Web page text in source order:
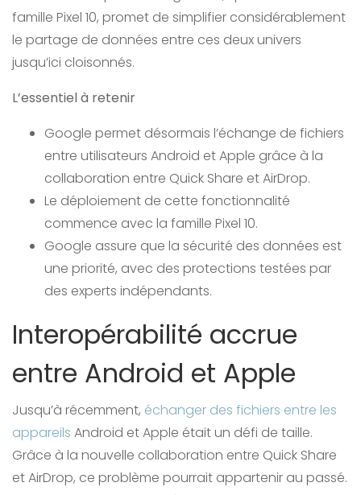
famille Pixel 10, promet de simplifier considérablement
le partage de données entre ces deux univers
jusqu’ici cloisonnés.
L’essentiel à retenir
Google permet désormais l’échange de fichiers
entre utilisateurs Android et Apple grâce à la
collaboration entre Quick Share et AirDrop.
Le déploiement de cette fonctionnalité
commence avec la famille Pixel 10.
Google assure que la sécurité des données est
une priorité, avec des protections testées par
des experts indépendants.
Interopérabilité accrue
entre Android et Apple
Jusqu’à récemment, échanger des fichiers entre les
appareils Android et Apple était un défi de taille.
Grâce à la nouvelle collaboration entre Quick Share
et AirDrop, ce problème pourrait appartenir au passé.